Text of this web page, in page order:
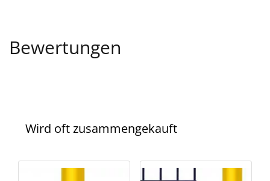
Bewertungen
Wird oft zusammengekauft